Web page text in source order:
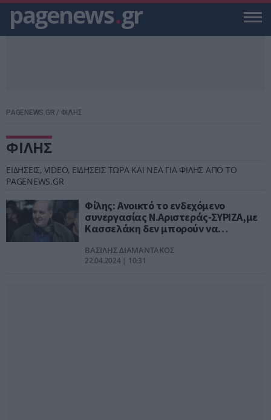
pagenews.gr
PAGENEWS.GR / ΦΙΛΗΣ
ΦΙΛΗΣ
ΕΙΔΗΣΕΙΣ, VIDEO, ΕΙΔΗΣΕΙΣ ΤΩΡΑ ΚΑΙ ΝΕΑ ΓΙΑ ΦΙΛΗΣ ΑΠΟ ΤΟ
PAGENEWS.GR
Φίλης: Ανοικτό το ενδεχόμενο
συνεργασίας Ν.Αριστεράς-ΣΥΡΙΖΑ,με
Κασσελάκη δεν μπορούν να
ΒΑΣΙΛΗΣ ΔΙΑΜΑΝΤΑΚΟΣ
22.04.2024 | 10:31